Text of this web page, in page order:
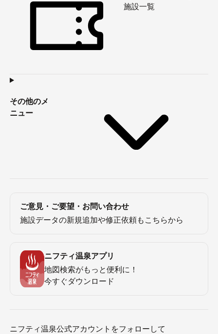
施設一覧
その他のメ
ニュー
ご意見・ご要望・お問い合わせ
施設データの新規追加や修正依頼もこちらから
ニフティ温泉アプリ
地図検索がもっと便利に！
今すぐダウンロード
ニフティ温泉公式アカウントをフォローして